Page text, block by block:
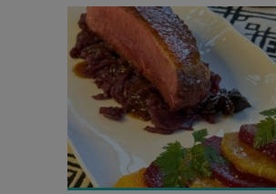
Temps de préparation : 35
Temps de cuisson : 2h30
Nombre de couverts : 6